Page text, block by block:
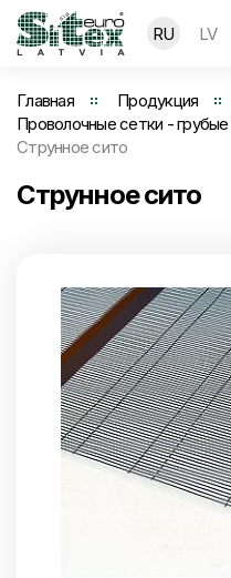
RU LV
Главная
Продукция
Проволочные сетки -
Струнное сито
Струнное сито